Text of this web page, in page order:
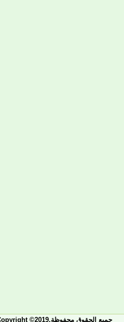
Copyright ©2019.جميع الحقوق محفوظة